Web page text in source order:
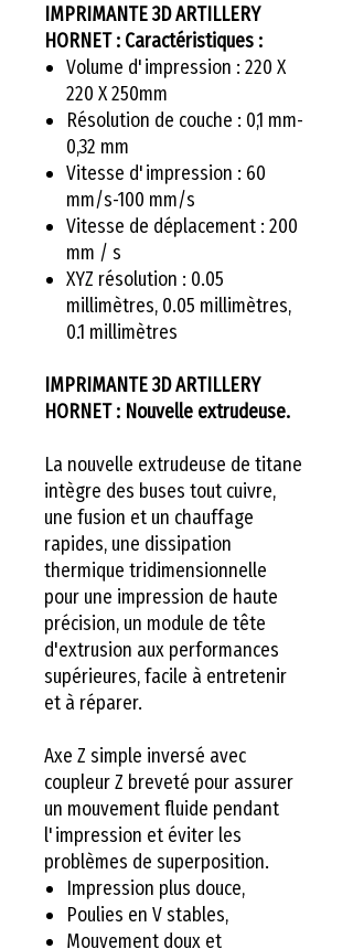
IMPRIMANTE 3D ARTILLERY
HORNET : Caractéristiques :
Volume d'impression : 220 X
220 X 250mm
Résolution de couche : 0,1 mm-
0,32 mm
Vitesse d'impression : 60
mm/s-100 mm/s
Vitesse de déplacement : 200
mm / s
XYZ résolution : 0.05
millimètres, 0.05 millimètres,
0.1 millimètres
IMPRIMANTE 3D ARTILLERY
HORNET : Nouvelle extrudeuse.
La nouvelle extrudeuse de titane
intègre des buses tout cuivre,
une fusion et un chauffage
rapides, une dissipation
thermique tridimensionnelle
pour une impression de haute
précision, un module de tête
d'extrusion aux performances
supérieures, facile à entretenir
et à réparer.
Axe Z simple inversé avec
coupleur Z breveté pour assurer
un mouvement fluide pendant
l'impression et éviter les
problèmes de superposition.
Impression plus douce,
Poulies en V stables,
Mouvement doux et